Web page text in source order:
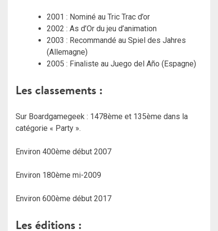
2001 : Nominé au Tric Trac d’or
2002 : As d’Or du jeu d’animation
2003 : Recommandé au Spiel des Jahres
(Allemagne)
2005 : Finaliste au Juego del Año (Espagne)
Les classements :
Sur Boardgamegeek : 1478ème et 135ème dans la
catégorie « Party ».
Environ 400ème début 2007
Environ 180ème mi-2009
Environ 600ème début 2017
Les éditions :